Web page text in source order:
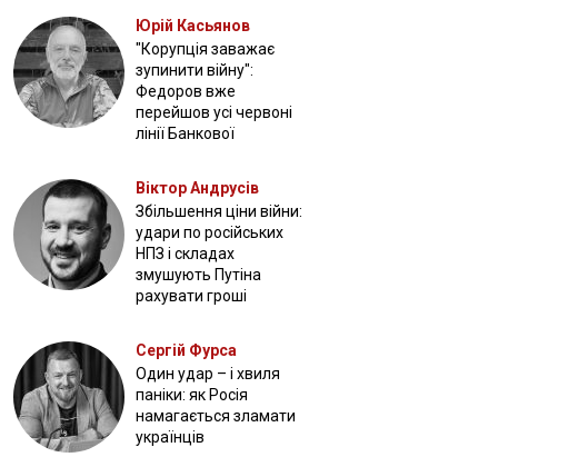
Юрій Касьянов
"Корупція заважає
зупинити війну":
Федоров вже
перейшов усі червоні
лінії Банкової
Віктор Андрусів
Збільшення ціни війни:
удари по російських
НПЗ і складах
змушують Путіна
рахувати гроші
Сергій Фурса
Один удар – і хвиля
паніки: як Росія
намагається зламати
українців